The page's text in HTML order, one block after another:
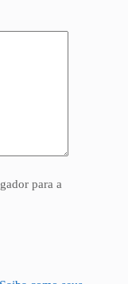
para a